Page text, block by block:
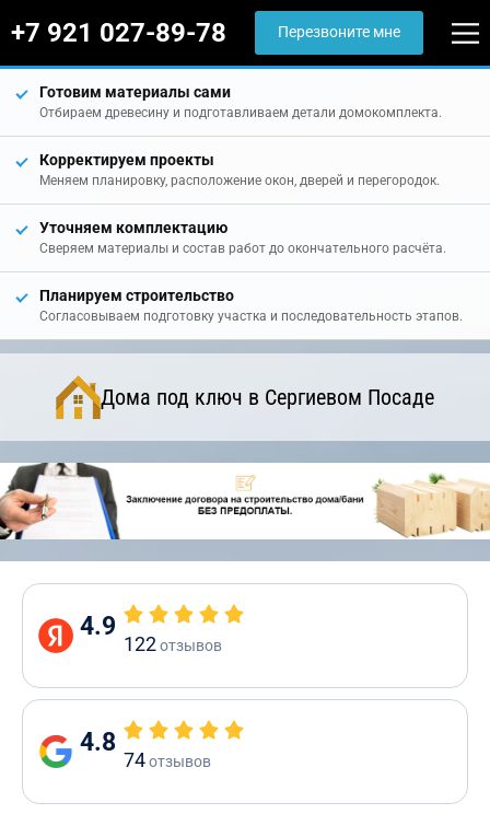
+7 921 027-89-78 Перезвоните мне
Готовим материалы сами
Отбираем древесину и подготавливаем детали домокомплекта.
Корректируем проекты
Меняем планировку, расположение окон, дверей и перегородок.
Уточняем комплектацию
Сверяем материалы и состав работ до окончательного расчёта.
Планируем строительство
Согласовываем подготовку участка и последовательность этапов.
Дома под ключ в Сергиевом Посаде
4.9
122отзывов
4.8
74отзывов